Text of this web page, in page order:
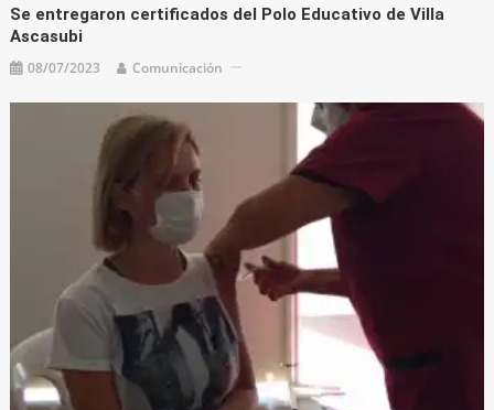
Se entregaron certificados del Polo Educativo de Villa
Ascasubi
08/07/2023 Comunicación